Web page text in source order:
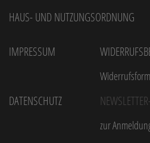
Haus- und Nutzungsordnung
Impressum
Datenschutz
zur